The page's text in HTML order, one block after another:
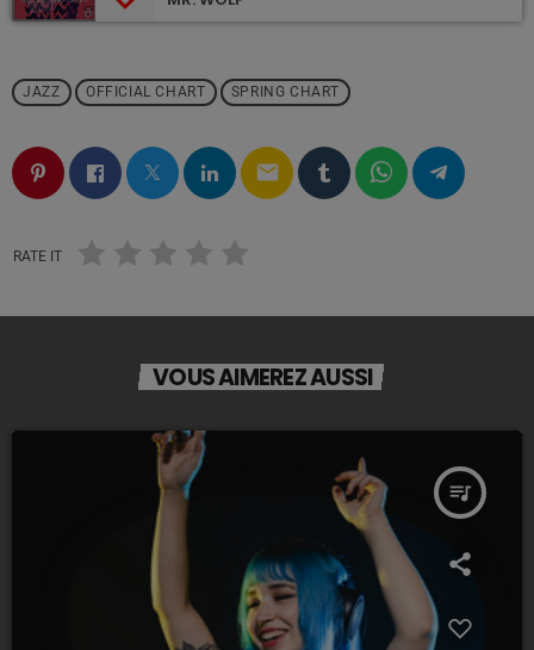
JAZZ OFFICIAL CHART SPRING CHART
email
RATE IT
VOUS AIMEREZ AUSSI
queue_music